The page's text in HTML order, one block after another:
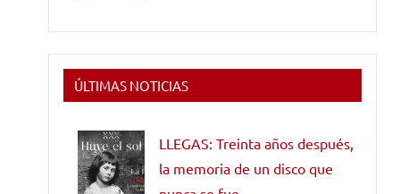
ÚLTIMAS NOTICIAS
LLEGAS: Treinta años después,
la memoria de un disco que